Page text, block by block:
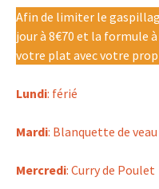
Afin de limiter le
jour à 8€70 et la formule
votre plat avec votre
Lundi: férié
Mardi: Blanquette de veau
Mercredi: Curry de Poulet